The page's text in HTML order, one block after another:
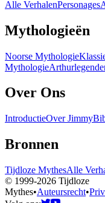
Alle VerhalenPersonages
Mythologieën
Noorse Mythologie
Mythologie
Over Ons
IntroductieOver Jimmy
Bronnen
Tijdloze MythesAlle
© 1999-2026 Tijdloze
Mythes•Auteursrecht•